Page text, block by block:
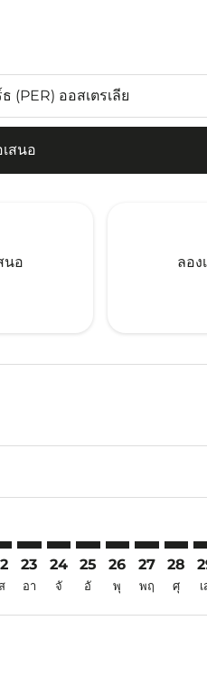
สนอ
อ
นอ
ลอง
cmp-view-offers-
cmp-view-offers-
ILO–PER: cmp-view-offers-
23
อา
ILO–PER: cmp-view-
24
จั
ILO–PER: cmp-
25
อั
ILO–PER:
26
พุ
27
พฤ
28
ศุ